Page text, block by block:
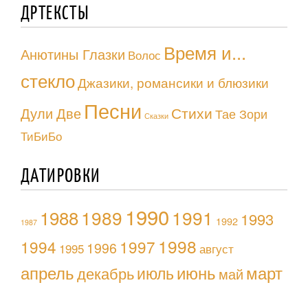
ДРТЕКСТЫ
Анютины Глазки Волос Время и...
стеклоДжазики, романсики и блюзики
Дули Две Песни Сказки СтихиТае Зори
ТиБиБо
ДАТИРОВКИ
1987 19881989 19901991 1992 1993
1994 1995 1996 1997 1998 август
апрельдекабрьиюльиюнь май март